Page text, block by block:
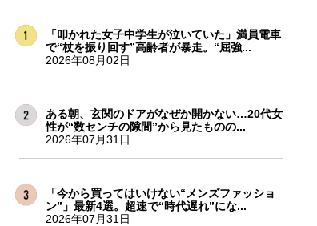
「叩かれた女子中学生が泣いていた」満員電車
で“杖を振り回す”高齢者が暴走。“屈強...
2026年08月02日
ある朝、玄関のドアがなぜか開かない…20代女
性が“数センチの隙間”から見たものの...
2026年07月31日
「今から買ってはいけない“メンズファッショ
ン”」最新4選。超速で“時代遅れ”にな...
2026年07月31日